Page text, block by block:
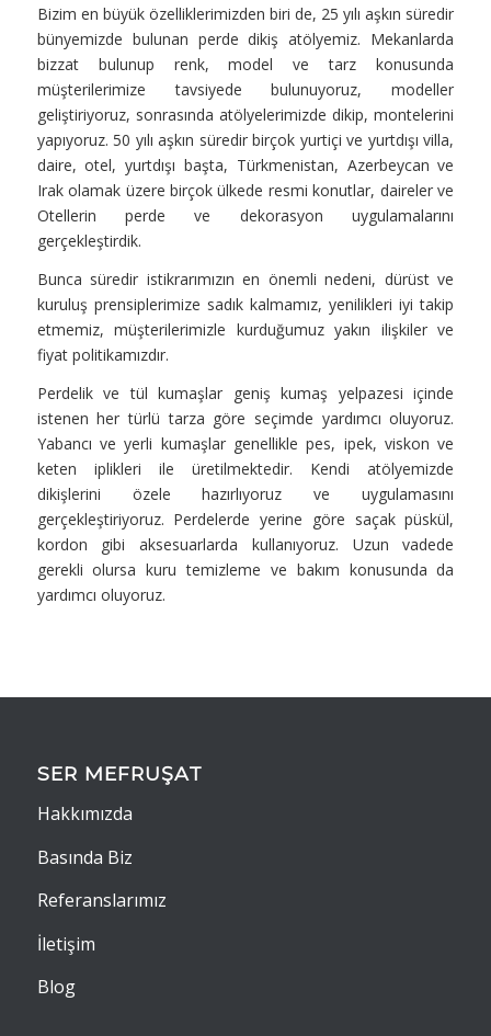
Bizim en büyük özelliklerimizden biri de, 25 yılı aşkın süredir
bünyemizde bulunan perde dikiş atölyemiz. Mekanlarda
bizzat bulunup renk, model ve tarz konusunda
müşterilerimize tavsiyede bulunuyoruz, modeller
geliştiriyoruz, sonrasında atölyelerimizde dikip, montelerini
yapıyoruz. 50 yılı aşkın süredir birçok yurtiçi ve yurtdışı villa,
daire, otel, yurtdışı başta, Türkmenistan, Azerbeycan ve
Irak olamak üzere birçok ülkede resmi konutlar, daireler ve
Otellerin perde ve dekorasyon uygulamalarını
gerçekleştirdik.
Bunca süredir istikrarımızın en önemli nedeni, dürüst ve
kuruluş prensiplerimize sadık kalmamız, yenilikleri iyi takip
etmemiz, müşterilerimizle kurduğumuz yakın ilişkiler ve
fiyat politikamızdır.
Perdelik ve tül kumaşlar geniş kumaş yelpazesi içinde
istenen her türlü tarza göre seçimde yardımcı oluyoruz.
Yabancı ve yerli kumaşlar genellikle pes, ipek, viskon ve
keten iplikleri ile üretilmektedir. Kendi atölyemizde
dikişlerini özele hazırlıyoruz ve uygulamasını
gerçekleştiriyoruz. Perdelerde yerine göre saçak püskül,
kordon gibi aksesuarlarda kullanıyoruz. Uzun vadede
gerekli olursa kuru temizleme ve bakım konusunda da
yardımcı oluyoruz.
SER MEFRUŞAT
Hakkımızda
Basında Biz
Referanslarımız
İletişim
Blog